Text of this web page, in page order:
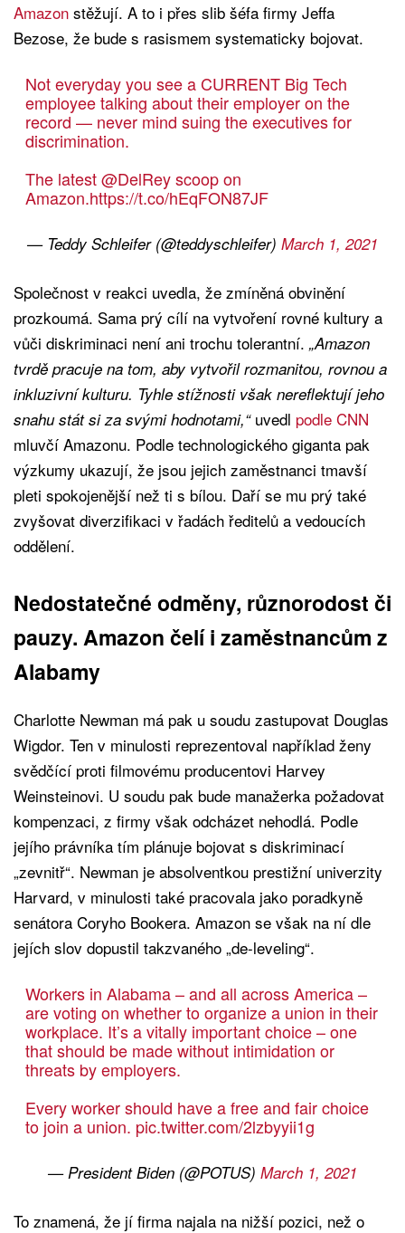
Amazon stěžují. A to i přes slib šéfa firmy Jeffa
Bezose, že bude s rasismem systematicky bojovat.
Not everyday you see a CURRENT Big Tech
employee talking about their employer on the
record — never mind suing the executives for
discrimination.
The latest@DelReyscoop on
Amazon.https://t.co/hEqFON87JF
— Teddy Schleifer (@teddyschleifer) March 1, 2021
Společnost v reakci uvedla, že zmíněná obvinění
prozkoumá. Sama prý cílí na vytvoření rovné kultury a
vůči diskriminaci není ani trochu tolerantní. „Amazon
tvrdě pracuje na tom, aby vytvořil rozmanitou, rovnou a
inkluzivní kulturu. Tyhle stížnosti však nereflektují jeho
snahu stát si za svými hodnotami,“uvedl podle CNN
mluvčí Amazonu. Podle technologického giganta pak
výzkumy ukazují, že jsou jejich zaměstnanci tmavší
pleti spokojenější než ti s bílou. Daří se mu prý také
zvyšovat diverzifikaci v řadách ředitelů a vedoucích
oddělení.
Nedostatečné odměny, různorodost či
pauzy. Amazon čelí i zaměstnancům z
Alabamy
Charlotte Newman má pak u soudu zastupovat Douglas
Wigdor. Ten v minulosti reprezentoval například ženy
svědčící proti filmovému producentovi Harvey
Weinsteinovi. U soudu pak bude manažerka požadovat
kompenzaci, z firmy však odcházet nehodlá. Podle
jejího právníka tím plánuje bojovat s diskriminací
„zevnitř“. Newman je absolventkou prestižní univerzity
Harvard, v minulosti také pracovala jako poradkyně
senátora Coryho Bookera. Amazon se však na ní dle
jejích slov dopustil takzvaného „de-leveling“.
Workers in Alabama – and all across America –
are voting on whether to organize a union in their
workplace. It’s a vitally important choice – one
that should be made without intimidation or
threats by employers.
Every worker should have a free and fair choice
to join a union. pic.twitter.com/2lzbyyii1g
— President Biden (@POTUS) March 1, 2021
To znamená, že jí firma najala na nižší pozici, než o